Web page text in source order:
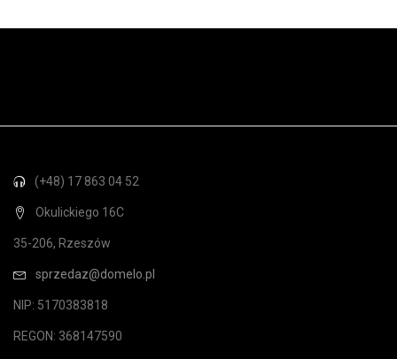
(+48) 17 863 04 52
Okulickiego 16C
35-206, Rzeszów
sprzedaz@domelo.pl
NIP: 5170383818
REGON: 368147590